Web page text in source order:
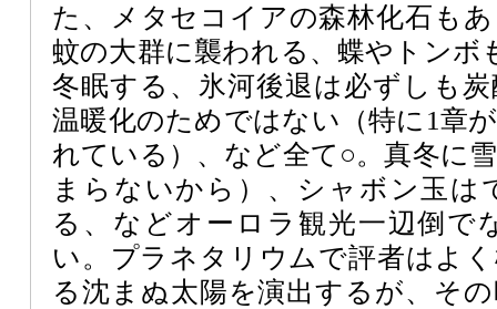
た、メタセコイアの森林化石も
蚊の大群に襲われる、蝶やトンボ
冬眠する、氷河後退は必ずしも
温暖化のためではない（特に1章
れている）、など全て○。真冬に
まらないから）、シャボン玉は
る、などオーロラ観光一辺倒で
い。プラネタリウムで評者はよ
る沈まぬ太陽を演出するが、そ